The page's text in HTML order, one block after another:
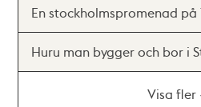
En stockholmspromenad
Huru man bygger och bor i
Visa fler